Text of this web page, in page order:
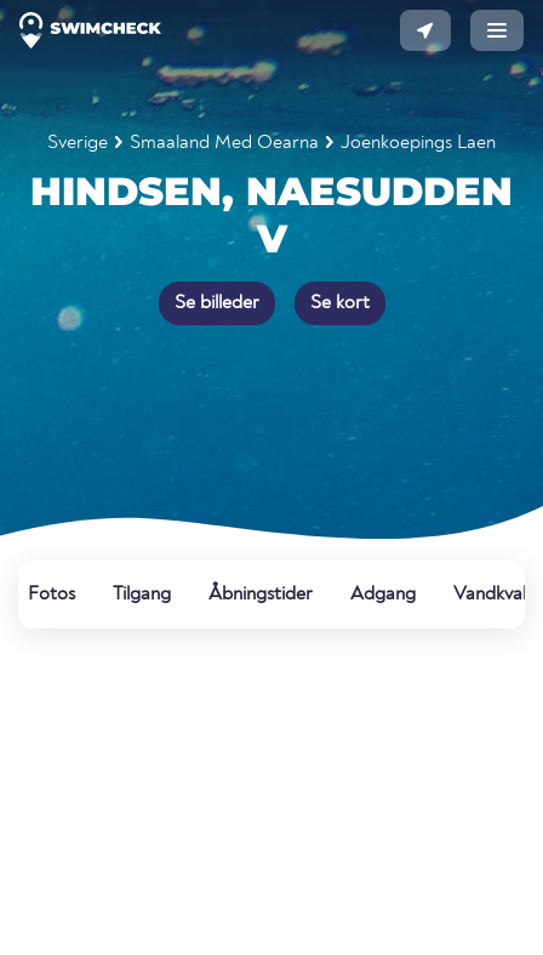
Sverige Smaaland Med Oearna Joenkoepings Laen
HINDSEN, NAESUDDEN
V
Se billeder Se kort
Fotos Tilgang Åbningstider Adgang